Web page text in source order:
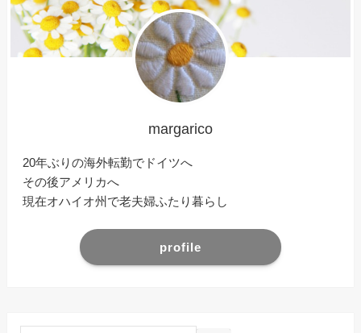
margarico
20年ぶりの海外転勤でドイツへ
その後アメリカへ
現在オハイオ州で老夫婦ふたり暮らし
profile